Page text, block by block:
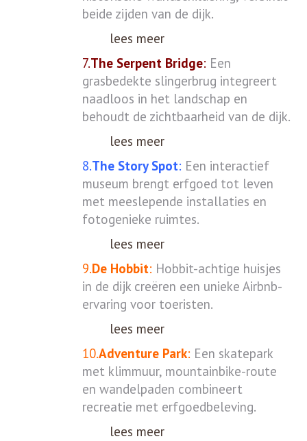
beide zijden van de dijk.
lees meer
7.The Serpent Bridge: Een
grasbedekte slingerbrug integreert
naadloos in het landschap en
behoudt de zichtbaarheid van de dijk.
lees meer
8.The Story Spot: Een interactief
museum brengt erfgoed tot leven
met meeslepende installaties en
fotogenieke ruimtes.
lees meer
9.De Hobbit: Hobbit-achtige huisjes
in de dijk creëren een unieke Airbnb-
ervaring voor toeristen.
lees meer
10.Adventure Park: Een skatepark
met klimmuur, mountainbike-route
en wandelpaden combineert
recreatie met erfgoedbeleving.
lees meer